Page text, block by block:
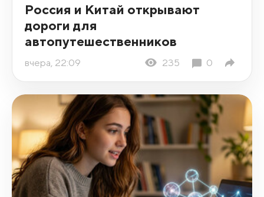
Россия и Китай открывают
дороги для
автопутешественников
вчера, 22:09 235 0